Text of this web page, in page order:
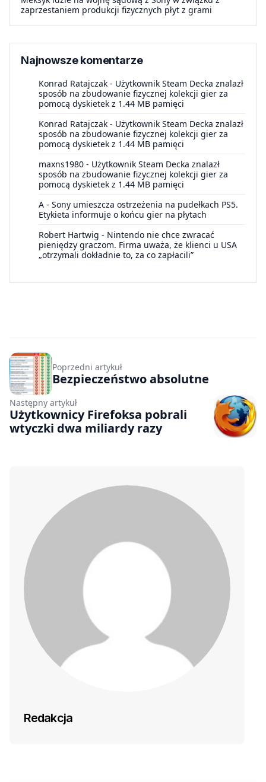
zaprzestaniem produkcji fizycznych płyt z grami
Najnowsze komentarze
Konrad Ratajczak - Użytkownik Steam Decka znalazł
sposób na zbudowanie fizycznej kolekcji gier za
pomocą dyskietek z 1.44 MB pamięci
Konrad Ratajczak - Użytkownik Steam Decka znalazł
sposób na zbudowanie fizycznej kolekcji gier za
pomocą dyskietek z 1.44 MB pamięci
maxns1980 - Użytkownik Steam Decka znalazł
sposób na zbudowanie fizycznej kolekcji gier za
pomocą dyskietek z 1.44 MB pamięci
A - Sony umieszcza ostrzeżenia na pudełkach PS5.
Etykieta informuje o końcu gier na płytach
Robert Hartwig - Nintendo nie chce zwracać
pieniędzy graczom. Firma uważa, że klienci u USA
„otrzymali dokładnie to, za co zapłacili”
Poprzedni artykuł
Bezpieczeństwo absolutne
Następny artykuł
Użytkownicy Firefoksa pobrali
wtyczki dwa miliardy razy
Redakcja